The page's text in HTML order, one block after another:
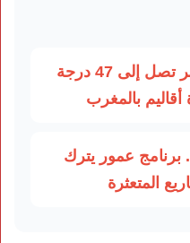
✔ نشرة إنذارية.. موجة حر تصل إلى 47 درجة
بالمغرب
عمور يترك
المتعثرة